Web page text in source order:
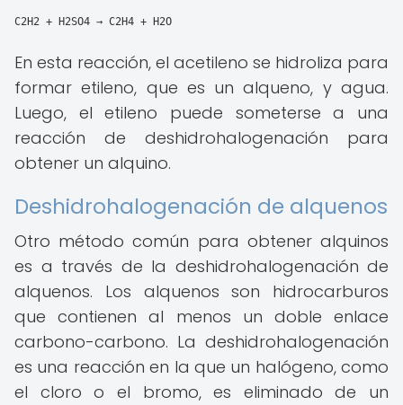
C2H2 + H2SO4 → C2H4 + H2O
En esta reacción, el acetileno se hidroliza para
formar etileno, que es un alqueno, y agua.
Luego, el etileno puede someterse a una
reacción de deshidrohalogenación para
obtener un alquino.
Deshidrohalogenación de alquenos
Otro método común para obtener alquinos
es a través de la deshidrohalogenación de
alquenos. Los alquenos son hidrocarburos
que contienen al menos un doble enlace
carbono-carbono. La deshidrohalogenación
es una reacción en la que un halógeno, como
el cloro o el bromo, es eliminado de un